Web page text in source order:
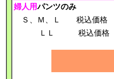
婦人用パンツのみ
Ｓ、Ｍ、Ｌ 税込価格
ＬＬ 税込価格